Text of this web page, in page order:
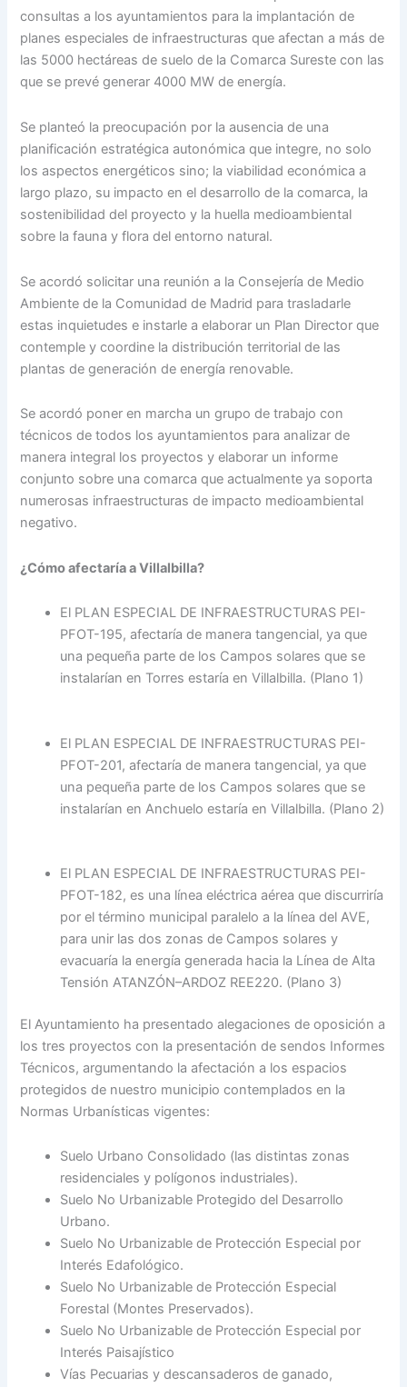
consultas a los ayuntamientos para la implantación de
planes especiales de infraestructuras que afectan a más de
las 5000 hectáreas de suelo de la Comarca Sureste con las
que se prevé generar 4000 MW de energía.
Se planteó la preocupación por la ausencia de una
planificación estratégica autonómica que integre, no solo
los aspectos energéticos sino; la viabilidad económica a
largo plazo, su impacto en el desarrollo de la comarca, la
sostenibilidad del proyecto y la huella medioambiental
sobre la fauna y flora del entorno natural.
Se acordó solicitar una reunión a la Consejería de Medio
Ambiente de la Comunidad de Madrid para trasladarle
estas inquietudes e instarle a elaborar un Plan Director que
contemple y coordine la distribución territorial de las
plantas de generación de energía renovable.
Se acordó poner en marcha un grupo de trabajo con
técnicos de todos los ayuntamientos para analizar de
manera integral los proyectos y elaborar un informe
conjunto sobre una comarca que actualmente ya soporta
numerosas infraestructuras de impacto medioambiental
negativo.
¿Cómo afectaría a Villalbilla?
El PLAN ESPECIAL DE INFRAESTRUCTURAS PEI-
PFOT-195, afectaría de manera tangencial, ya que
una pequeña parte de los Campos solares que se
instalarían en Torres estaría en Villalbilla. (Plano 1)
El PLAN ESPECIAL DE INFRAESTRUCTURAS PEI-
PFOT-201, afectaría de manera tangencial, ya que
una pequeña parte de los Campos solares que se
instalarían en Anchuelo estaría en Villalbilla. (Plano 2)
El PLAN ESPECIAL DE INFRAESTRUCTURAS PEI-
PFOT-182, es una línea eléctrica aérea que discurriría
por el término municipal paralelo a la línea del AVE,
para unir las dos zonas de Campos solares y
evacuaría la energía generada hacia la Línea de Alta
Tensión ATANZÓN–ARDOZ REE220. (Plano 3)
El Ayuntamiento ha presentado alegaciones de oposición a
los tres proyectos con la presentación de sendos Informes
Técnicos, argumentando la afectación a los espacios
protegidos de nuestro municipio contemplados en la
Normas Urbanísticas vigentes:
Suelo Urbano Consolidado (las distintas zonas
residenciales y polígonos industriales).
Suelo No Urbanizable Protegido del Desarrollo
Urbano.
Suelo No Urbanizable de Protección Especial por
Interés Edafológico.
Suelo No Urbanizable de Protección Especial
Forestal (Montes Preservados).
Suelo No Urbanizable de Protección Especial por
Interés Paisajístico
Vías Pecuarias y descansaderos de ganado,